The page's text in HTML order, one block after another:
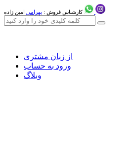
کارشناس فروش : بهرامی امین زاده
از زبان مشتری
ورود به حساب
وبلاگ